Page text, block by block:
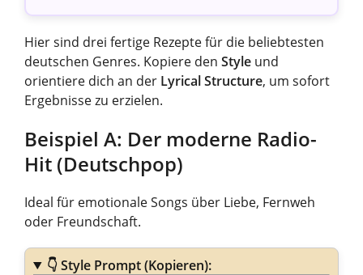
Hier sind drei fertige Rezepte für die beliebtesten
deutschen Genres. Kopiere den Style und
orientiere dich an der Lyrical Structure, um sofort
Ergebnisse zu erzielen.
Beispiel A: Der moderne Radio-
Hit (Deutschpop)
Ideal für emotionale Songs über Liebe, Fernweh
oder Freundschaft.
👇Style Prompt (Kopieren):